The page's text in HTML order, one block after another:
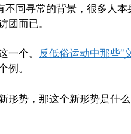
不同寻常的背景，很多人
团而已。
一个。 反低俗运动中那些“
例。
形势，那这个新形势是什